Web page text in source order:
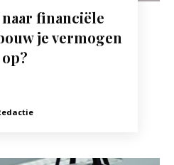
financiële
je vermogen
op?